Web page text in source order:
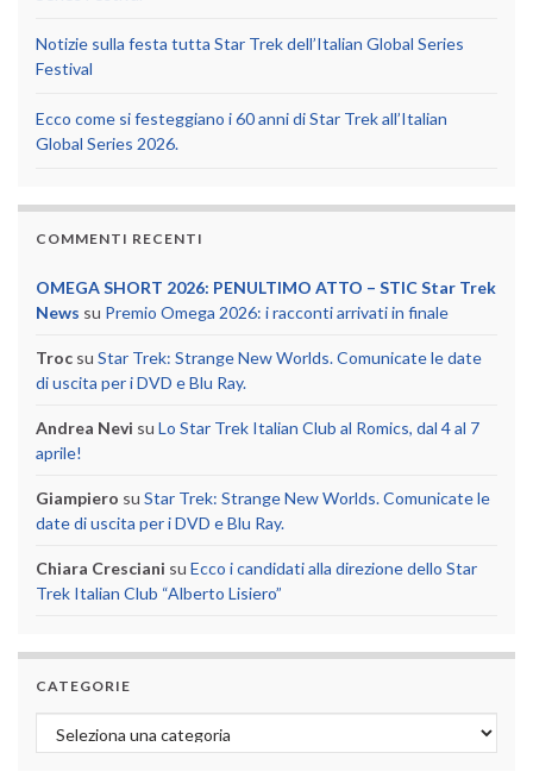
Notizie sulla festa tutta Star Trek dell’Italian Global Series
Festival
Ecco come si festeggiano i 60 anni di Star Trek all’Italian
Global Series 2026.
COMMENTI RECENTI
OMEGA SHORT 2026: PENULTIMO ATTO – STIC Star Trek
News su Premio Omega 2026: i racconti arrivati in finale
Troc su Star Trek: Strange New Worlds. Comunicate le date
di uscita per i DVD e Blu Ray.
Andrea Nevi su Lo Star Trek Italian Club al Romics, dal 4 al 7
aprile!
Giampiero su Star Trek: Strange New Worlds. Comunicate le
date di uscita per i DVD e Blu Ray.
Chiara Cresciani su Ecco i candidati alla direzione dello Star
Trek Italian Club “Alberto Lisiero”
CATEGORIE
Categorie